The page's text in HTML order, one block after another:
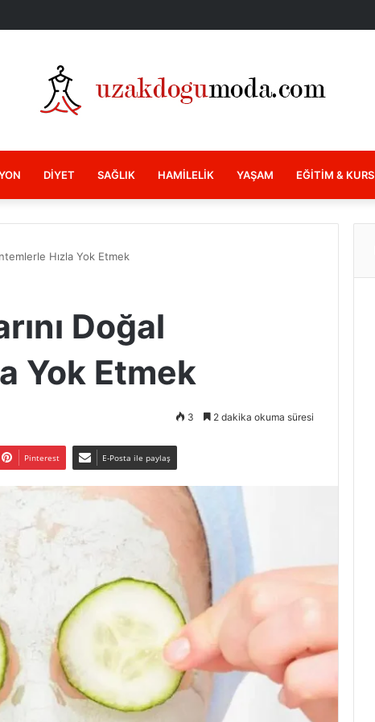
DIYET SAĞLIK HAMILELIK YAŞAM EĞITIM & KURS
Hızla Yok Etmek
Doğal
Yok Etmek
3 2 dakika okuma süresi
Pinterest E-Posta ile paylaş